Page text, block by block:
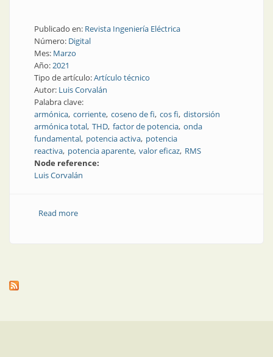
Publicado en: Revista Ingeniería Eléctrica
Número: Digital
Mes: Marzo
Año:2021
Tipo de artículo:Artículo técnico
Autor: Luis Corvalán
Palabra clave:
armónica corriente coseno de fi cos fi distorsión
armónica total THD factor de potencia onda
fundamental potencia activa potencia
reactiva potencia aparente valor eficaz RMS
Node reference:
Luis Corvalán
Read moreabout Factor de potencia y coseno de fi: las tres